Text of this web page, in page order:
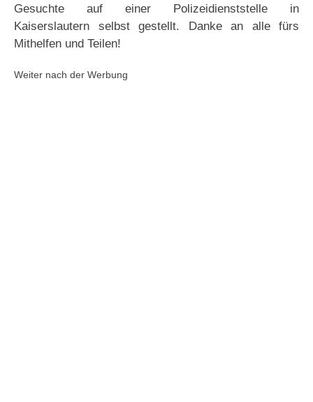
Gesuchte auf einer Polizeidienststelle in
Kaiserslautern selbst gestellt. Danke an alle fürs
Mithelfen und Teilen!
Weiter nach der Werbung